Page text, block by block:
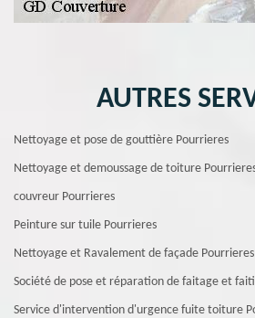
AUTRES
Nettoyage et pose de gouttière Pourrieres
Nettoyage et demoussage de toiture
couvreur Pourrieres
Peinture sur tuile Pourrieres
Nettoyage et Ravalement de façade Pourrieres
Société de pose et réparation de faitage et
Service d'intervention d'urgence fuite toiture